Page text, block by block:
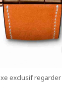
exclusifregarder